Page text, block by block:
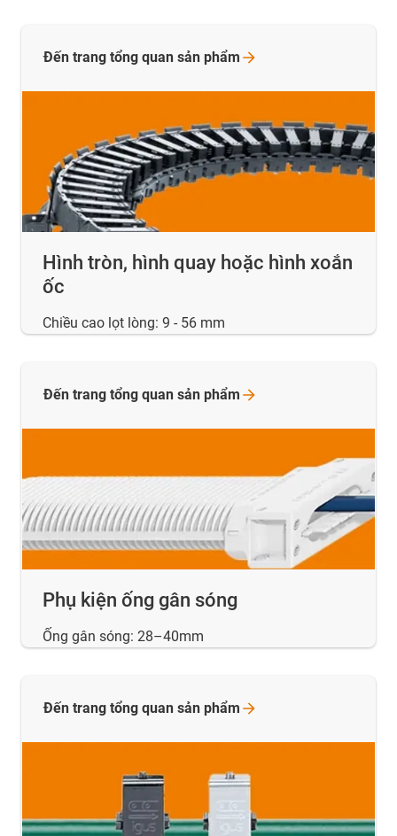
Hình tròn, hình quay hoặc hình xoắn
ốc
Chiều cao lọt lòng: 9 - 56 mm
Đến trang tổng quan sản phẩm
Phụ kiện ống gân sóng
Ống gân sóng: 28–40mm
Đến trang tổng quan sản phẩm
Đến trang tổng quan sản phẩm